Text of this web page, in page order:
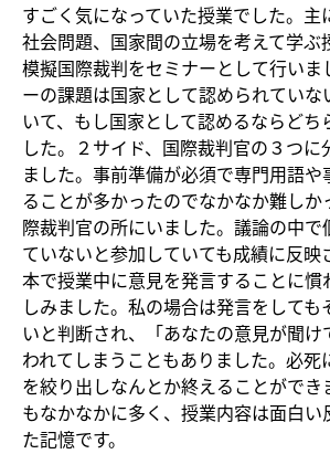
すごく気になっていた授業でした。主
社会問題、国家間の立場を考えて学ぶ
模擬国際裁判をセミナーとして行いま
ーの課題は国家として認められていな
いて、もし国家として認めるならどち
した。２サイド、国際裁判官の３つに
ました。事前準備が必須で専門用語
ることが多かったのでなかなか難しか
際裁判官の所にいました。議論の中で
ていないと参加していても成績に反映
本で授業中に意見を発言することに慣
しみました。私の場合は発言をしても
いと判断され、「あなたの意見が聞
われてしまうこともありました。必死
を絞り出しなんとか終えることがで
もなかなかに多く、授業内容は面白い
た記憶です。